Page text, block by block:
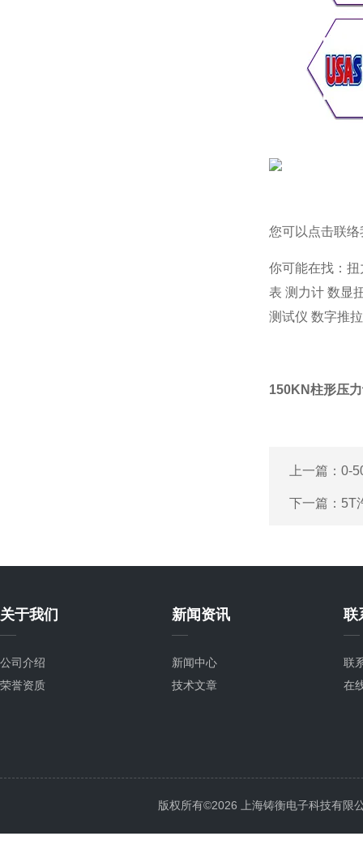
您可以点击联络
你可能在找： 扭
表 测力计 数显
测试仪 数字推
150KN柱形压
上一篇： 0-
下一篇： 5T
关于我们
公司介绍
荣誉资质
新闻资讯
新闻中心
技术文章
联
联
在
版权所有©2026 上海铸衡电子科技有